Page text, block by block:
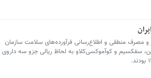
مصرف منطقی و اطلاع‌رسانی فرآورده‌های سلامت سازمان
سفکسیم و کوآموکسی‌کلاو به لحاظ ریالی جزو سه داروی